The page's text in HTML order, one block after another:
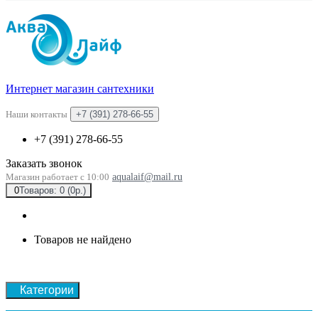
Интернет магазин сантехники
Наши контакты +7 (391) 278-66-55
+7 (391) 278-66-55
Заказать звонок
Магазин работает с 10:00 aqualaif@mail.ru
0Товаров: 0 (0р.)
Товаров не найдено
Категории